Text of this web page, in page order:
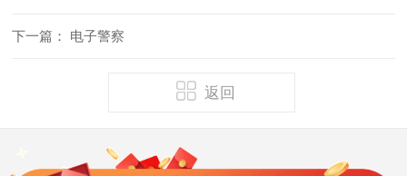
下一篇： 电子警察
返回